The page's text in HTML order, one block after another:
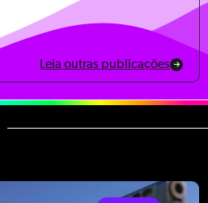
Leia outras publicações